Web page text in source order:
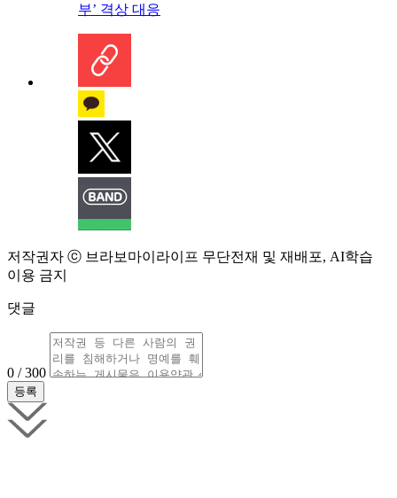
부’ 격상 대응
저작권자 ⓒ 브라보마이라이프 무단전재 및 재배포, AI학습
이용 금지
댓글
0 / 300